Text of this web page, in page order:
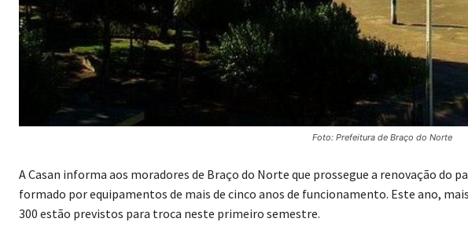
Foto: Prefeitura de Braço do Norte
A Casan informa aos moradores de Braço do Norte que prossegue a renovação do
formado por equipamentos de mais de cinco anos de funcionamento. Este ano,
300 estão previstos para troca neste primeiro semestre.